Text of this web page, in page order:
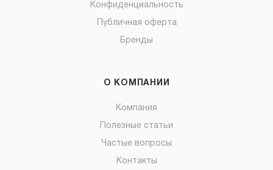
Конфиденциальность
Публичная оферта
Бренды
О КОМПАНИИ
Компания
Полезные статьи
Частые вопросы
Контакты